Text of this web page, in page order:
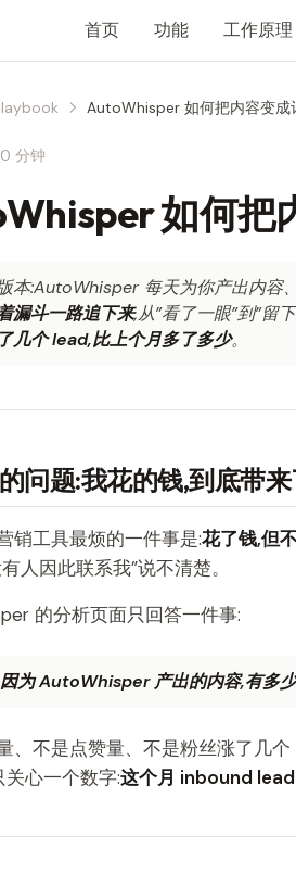
首页 功能 工作原理
AutoWhisper 如何把内容变成
分钟
如何把
本:AutoWhisper 每天为你产出内容
漏斗一路追下来,从”看了一眼”到”留
几个 lead,比上个月多了多少。
问题:我花的钱,到底带
销工具最烦的一件事是:花了钱,但
人因此联系我”说不清楚。
的分析页面只回答一件事:
为 AutoWhisper 产出的内容,有多
、不是点赞量、不是粉丝涨了几
关心一个数字:这个月 inbound